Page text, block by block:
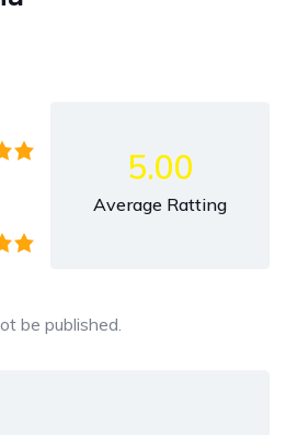
5.00
Average Ratting
be published.